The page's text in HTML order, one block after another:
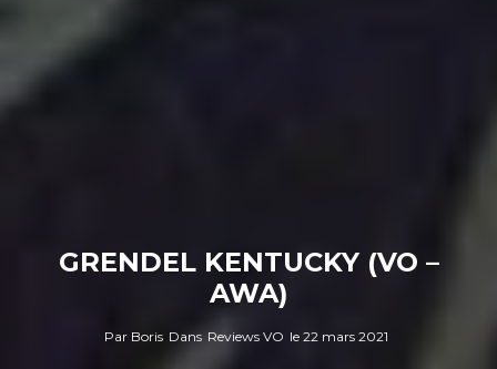
GRENDEL KENTUCKY (VO –
AWA)
Par Boris Dans Reviews VO le 22 mars 2021